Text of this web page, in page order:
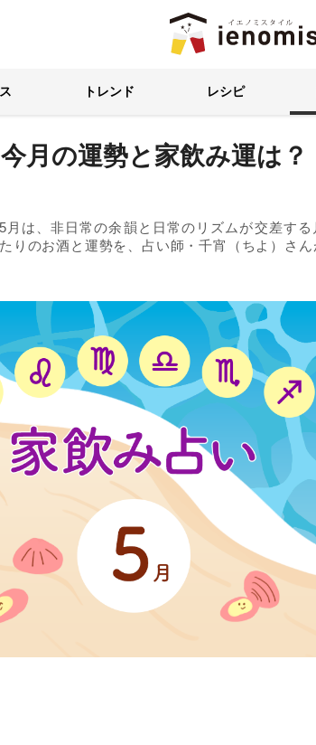
イエノ
トレンド レシピ
月の運勢と家飲み運は？
月は、非日常の余韻と日常のリズムが交差す
りのお酒と運勢を、占い師・千宵（ちよ）さん